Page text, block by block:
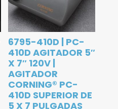
6795-410D | PC-
410D AGITADOR 5″
X 7″ 120V |
AGITADOR
CORNING® PC-
410D SUPERIOR DE
5 X 7 PULGADAS